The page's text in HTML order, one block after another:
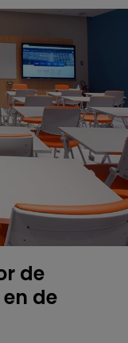
de
de